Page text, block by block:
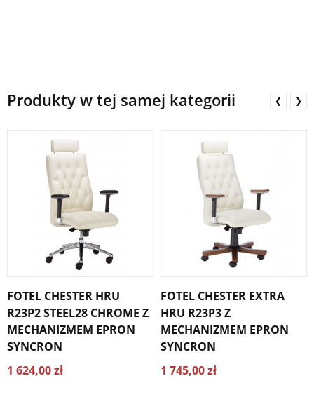
Produkty w tej samej kategorii
FOTEL CHESTER HRU
R23P2 STEEL28 CHROME Z
MECHANIZMEM EPRON
SYNCRON
1 624,00 zł
FOTEL CHESTER EXTRA
HRU R23P3 Z
MECHANIZMEM EPRON
SYNCRON
1 745,00 zł
❮ ❯